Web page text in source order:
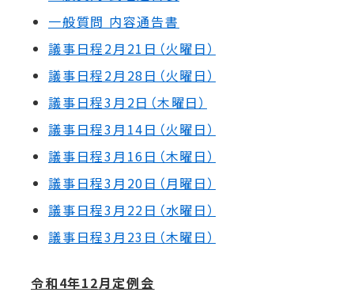
一般質問 内容通告書
議事日程2月21日（火曜日）
議事日程2月28日（火曜日）
議事日程3月2日（木曜日）
議事日程3月14日（火曜日）
議事日程3月16日（木曜日）
議事日程3月20日（月曜日）
議事日程3月22日（水曜日）
議事日程3月23日（木曜日）
令和4年12月定例会